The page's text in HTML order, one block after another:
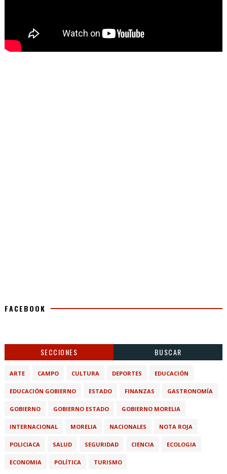
FACEBOOK
SECCIONES BUSCAR
ARTE CAMPO CULTURA DEPORTES EDUCACIÓN
EDUCACIÓN GOBIERNO ESTADO FINANZAS GASTRONOMÍA
GOBIERNO GOBIERNO ESTADO GOBIERNO MORELIA
INTERNACIONAL MORELIA NACIONALES NOTA ROJA
POLICIACA SALUD SEGURIDAD CIENCIA ECOLOGIA
ECONOMIA POLÍTICA TURISMO